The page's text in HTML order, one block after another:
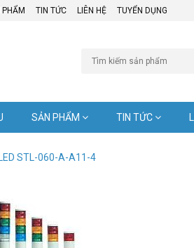
PHẨM TIN TỨC LIÊN HỆ TUYỂN DỤNG
SẢN PHẨM TIN TỨC
STL-060-A-A11-4